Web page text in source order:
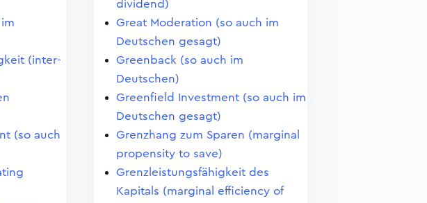
(inter-
(so auch
dividend)
Great Moderation (so auch im
Deutschen gesagt)
Greenback (so auch im
Deutschen)
Greenfield Investment (so auch im
Deutschen gesagt)
Grenzhang zum Sparen (marginal
propensity to save)
Grenzleistungsfähigkeit des
Kapitals (marginal efficiency of